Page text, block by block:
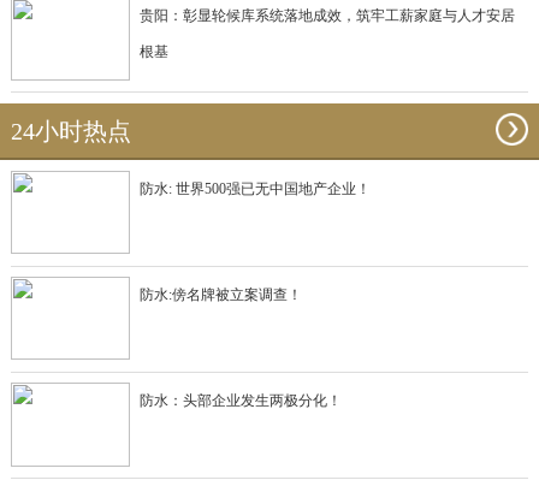
贵阳：彰显轮候库系统落地成效，筑牢工薪家庭与人才安居
根基
24小时热点
防水: 世界500强已无中国地产企业！
防水:傍名牌被立案调查！
防水：头部企业发生两极分化！